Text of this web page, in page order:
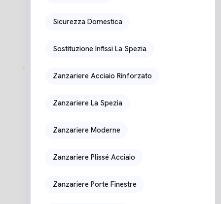
Sicurezza Domestica
Sostituzione Infissi La Spezia
Zanzariere Acciaio Rinforzato
Zanzariere La Spezia
Zanzariere Moderne
Zanzariere Plissé Acciaio
Zanzariere Porte Finestre